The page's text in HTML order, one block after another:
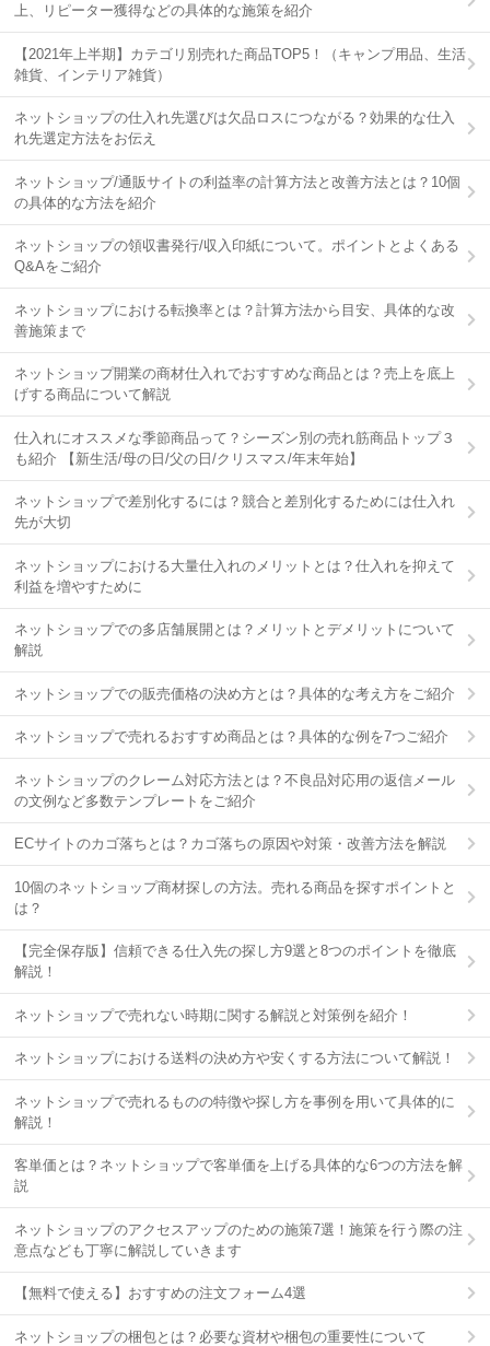
上、リピーター獲得などの具体的な施策を紹介
【2021年上半期】カテゴリ別売れた商品TOP5！（キャンプ用品、生活
雑貨、インテリア雑貨）
ネットショップの仕入れ先選びは欠品ロスにつながる？効果的な仕入
れ先選定方法をお伝え
ネットショップ/通販サイトの利益率の計算方法と改善方法とは？10個
の具体的な方法を紹介
ネットショップの領収書発行/収入印紙について。ポイントとよくある
Q&Aをご紹介
ネットショップにおける転換率とは？計算方法から目安、具体的な改
善施策まで
ネットショップ開業の商材仕入れでおすすめな商品とは？売上を底上
げする商品について解説
仕入れにオススメな季節商品って？シーズン別の売れ筋商品トップ３
も紹介 【新生活/母の日/父の日/クリスマス/年末年始】
ネットショップで差別化するには？競合と差別化するためには仕入れ
先が大切
ネットショップにおける大量仕入れのメリットとは？仕入れを抑えて
利益を増やすために
ネットショップでの多店舗展開とは？メリットとデメリットについて
解説
ネットショップでの販売価格の決め方とは？具体的な考え方をご紹介
ネットショップで売れるおすすめ商品とは？具体的な例を7つご紹介
ネットショップのクレーム対応方法とは？不良品対応用の返信メール
の文例など多数テンプレートをご紹介
ECサイトのカゴ落ちとは？カゴ落ちの原因や対策・改善方法を解説
10個のネットショップ商材探しの方法。売れる商品を探すポイントと
は？
【完全保存版】信頼できる仕入先の探し方9選と8つのポイントを徹底
解説！
ネットショップで売れない時期に関する解説と対策例を紹介！
ネットショップにおける送料の決め方や安くする方法について解説！
ネットショップで売れるものの特徴や探し方を事例を用いて具体的に
解説！
客単価とは？ネットショップで客単価を上げる具体的な6つの方法を解
説
ネットショップのアクセスアップのための施策7選！施策を行う際の注
意点なども丁寧に解説していきます
【無料で使える】おすすめの注文フォーム4選
ネットショップの梱包とは？必要な資材や梱包の重要性について